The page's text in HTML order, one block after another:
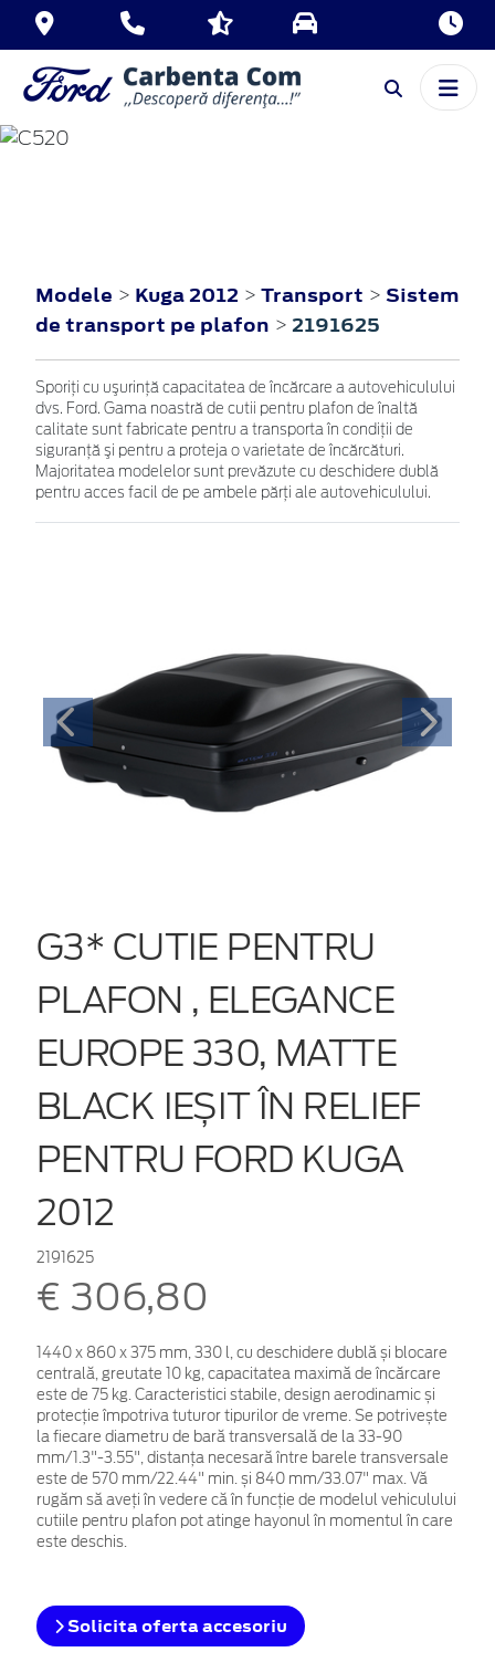
Modele > Kuga 2012 > Transport > Sistem
de transport pe plafon > 2191625
Sporiţi cu uşurinţă capacitatea de încărcare a autovehiculului
dvs. Ford. Gama noastră de cutii pentru plafon de înaltă
calitate sunt fabricate pentru a transporta în condiţii de
siguranţă şi pentru a proteja o varietate de încărcături.
Majoritatea modelelor sunt prevăzute cu deschidere dublă
pentru acces facil de pe ambele părţi ale autovehiculului.
G3* CUTIE PENTRU
PLAFON , ELEGANCE
EUROPE 330, MATTE
BLACK IEȘIT ÎN RELIEF
PENTRU FORD KUGA
2012
2191625
€ 306,80
1440 x 860 x 375 mm, 330 l, cu deschidere dublă și blocare
centrală, greutate 10 kg, capacitatea maximă de încărcare
este de 75 kg. Caracteristici stabile, design aerodinamic și
protecție împotriva tuturor tipurilor de vreme. Se potrivește
la fiecare diametru de bară transversală de la 33-90
mm/1.3"-3.55", distanța necesară între barele transversale
este de 570 mm/22.44" min. și 840 mm/33.07" max. Vă
rugăm să aveți în vedere că în funcție de modelul vehiculului
cutiile pentru plafon pot atinge hayonul în momentul în care
este deschis.
Solicita oferta accesoriu